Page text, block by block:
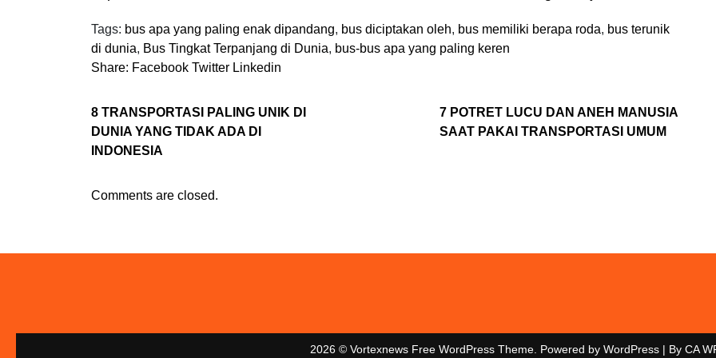
Tags: bus apa yang paling enak dipandang, bus diciptakan oleh, bus memiliki berapa roda, bus terunik
di dunia, Bus Tingkat Terpanjang di Dunia, bus-bus apa yang paling keren
Share: Facebook Twitter Linkedin
8 TRANSPORTASI PALING UNIK DI
DUNIA YANG TIDAK ADA DI
INDONESIA
7 POTRET LUCU DAN ANEH MANUSIA
SAAT PAKAI TRANSPORTASI UMUM
Comments are closed.
2026 © Vortexnews Free WordPress Theme. Powered by WordPress | By CA